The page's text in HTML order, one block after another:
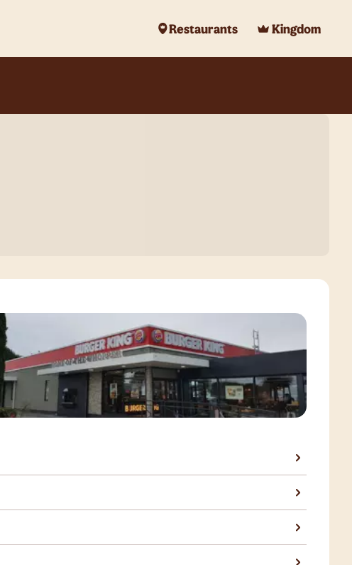
Restaurants
Kingdom